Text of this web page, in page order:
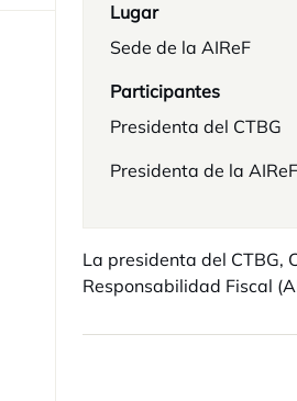
Lugar
Sede de la AIReF
Participantes
Presidenta del CTBG
Presidenta de la AIReF
La presidenta del CTBG,
Responsabilidad